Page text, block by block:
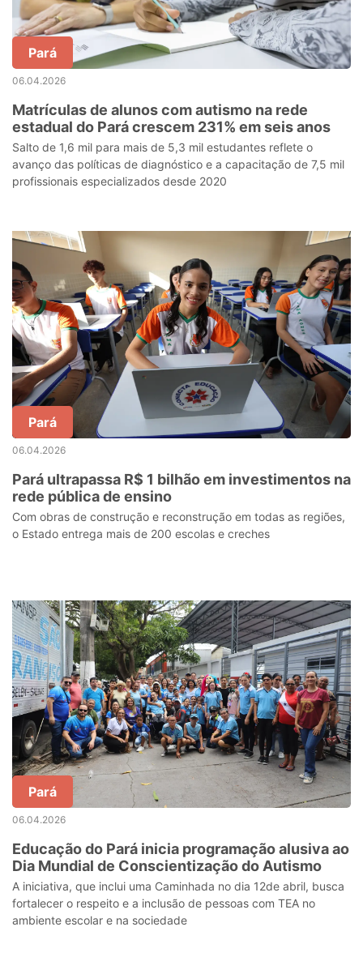
Pará
06.04.2026
Matrículas de alunos com autismo na rede
estadual do Pará crescem 231% em seis anos
Salto de 1,6 mil para mais de 5,3 mil estudantes reflete o
avanço das políticas de diagnóstico e a capacitação de 7,5 mil
profissionais especializados desde 2020
Pará
06.04.2026
Pará ultrapassa R$ 1 bilhão em investimentos na
rede pública de ensino
Com obras de construção e reconstrução em todas as regiões,
o Estado entrega mais de 200 escolas e creches
Pará
06.04.2026
Educação do Pará inicia programação alusiva ao
Dia Mundial de Conscientização do Autismo
A iniciativa, que inclui uma Caminhada no dia 12de abril, busca
fortalecer o respeito e a inclusão de pessoas com TEA no
ambiente escolar e na sociedade